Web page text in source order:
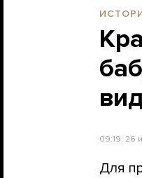
09:19, 26
Для